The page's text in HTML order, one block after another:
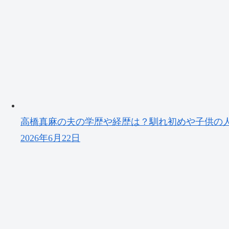
高橋真麻の夫の学歴や経歴は？馴れ初めや子供の
2026年6月22日